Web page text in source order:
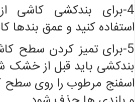
4-برای بندکشی کاشی
استفاده کنید و عمق بندها
5-برای تمیز کردن سطح
بندکشی باید قبل از خشک
اسفنج مرطوب را روی سطح